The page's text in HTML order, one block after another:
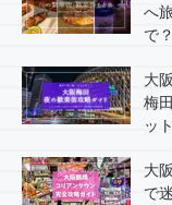
へ
で
大
梅
ッ
大
で